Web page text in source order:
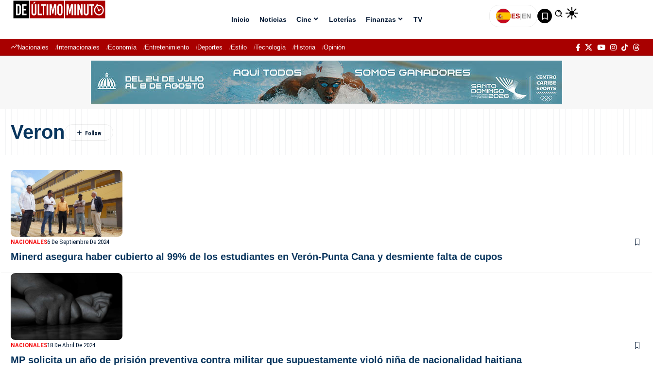
Inicio Noticias Cine Loterías Finanzas TV ES|EN
Nacionales Internacionales Economía Entretenimiento Deportes Estilo Tecnología Historia Opinión
Veron
NACIONALES6 De Septiembre De 2024
Minerd asegura haber cubierto al 99% de los estudiantes en Verón-Punta Cana y desmiente falta de cupos
NACIONALES18 De Abril De 2024
MP solicita un año de prisión preventiva contra militar que supuestamente violó niña de nacionalidad haitiana